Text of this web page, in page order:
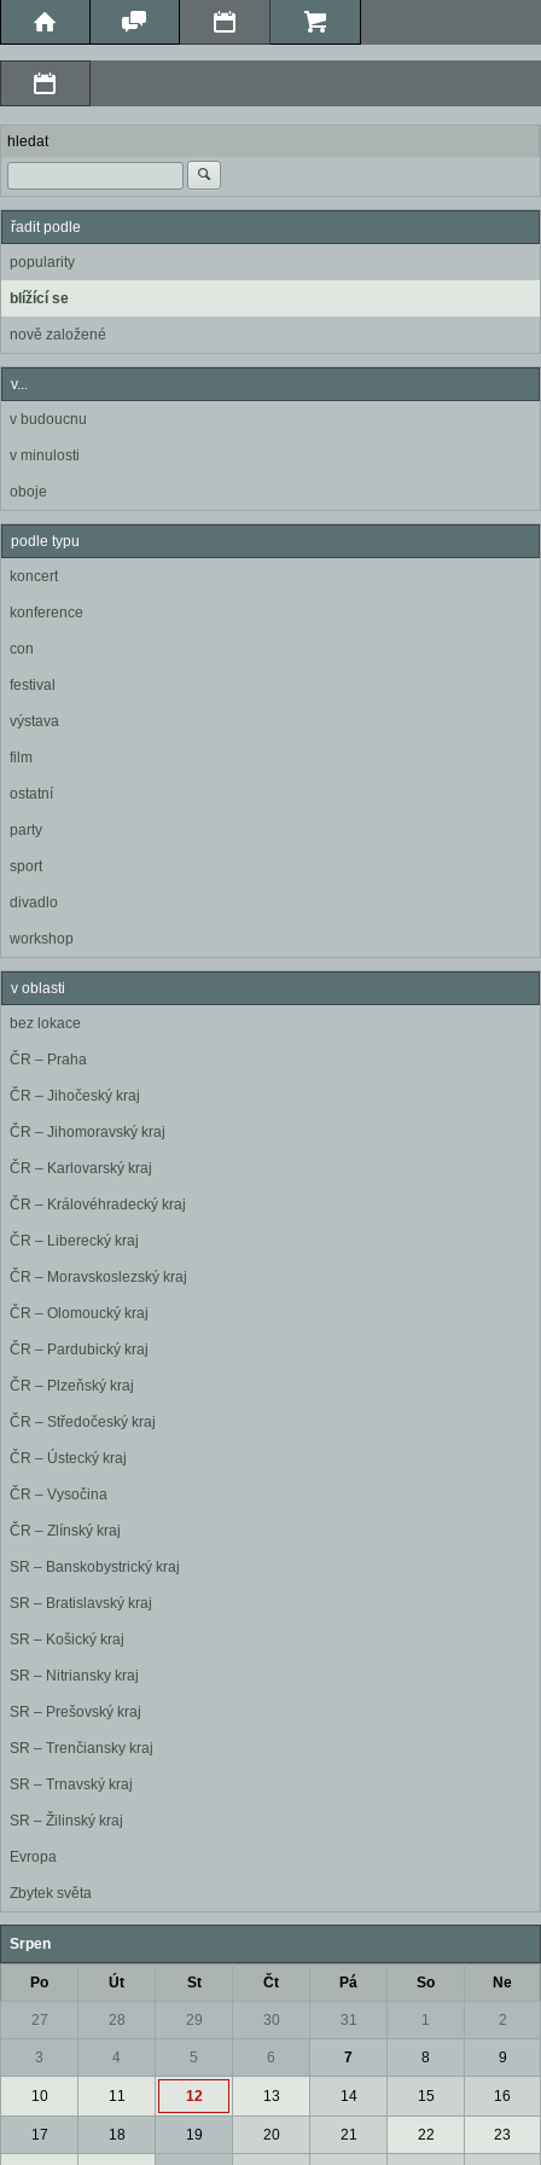
hledat
řadit podle
popularity
blížící se
nově založené
v...
v budoucnu
v minulosti
oboje
podle typu
koncert
konference
con
festival
výstava
film
ostatní
party
sport
divadlo
workshop
v oblasti
bez lokace
ČR – Praha
ČR – Jihočeský kraj
ČR – Jihomoravský kraj
ČR – Karlovarský kraj
ČR – Královéhradecký kraj
ČR – Liberecký kraj
ČR – Moravskoslezský kraj
ČR – Olomoucký kraj
ČR – Pardubický kraj
ČR – Plzeňský kraj
ČR – Středočeský kraj
ČR – Ústecký kraj
ČR – Vysočina
ČR – Zlínský kraj
SR – Banskobystrický kraj
SR – Bratislavský kraj
SR – Košický kraj
SR – Nitriansky kraj
SR – Prešovský kraj
SR – Trenčiansky kraj
SR – Trnavský kraj
SR – Žilinský kraj
Evropa
Zbytek světa
Srpen
Po Út St Čt Pá So Ne
27 28 29 30 31 1 2
3 4 5 6 7 8 9
10 11 12 13 14 15 16
17 18 19 20 21 22 23